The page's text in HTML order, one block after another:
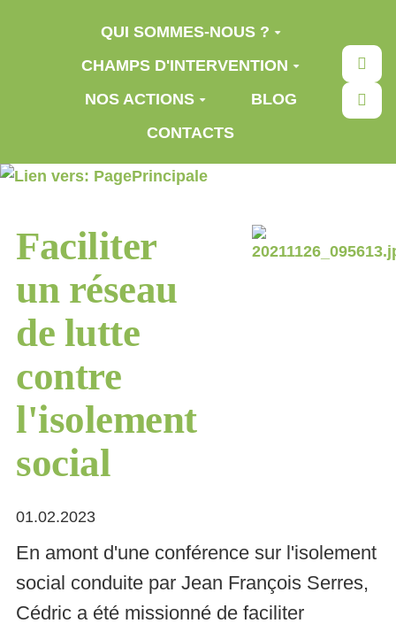
QUI SOMMES-NOUS ?
CHAMPS D'INTERVENTION
NOS ACTIONS
BLOG
CONTACTS
Faciliter
un réseau
de lutte
contre
l'isolement
social
01.02.2023
En amont d'une conférence sur l'isolement
social conduite par Jean François Serres,
Cédric a été missionné de faciliter